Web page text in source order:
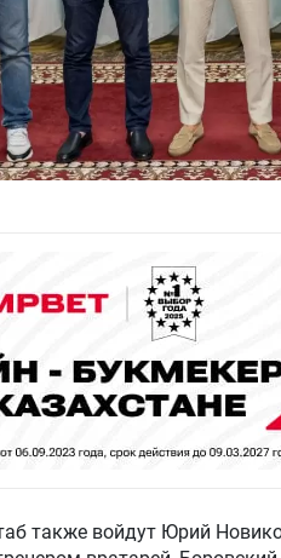
также войдут Юрий